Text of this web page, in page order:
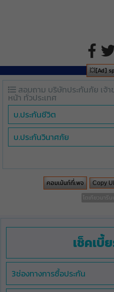
💥[Ad]
สอบถาม บริษัทประกันภัย เ
หน้า ทั่วประเทศ
บ.ประกันชีวิต
บ.ประกันวินาศภัย
คอมเม้นท์ที่เพจ Copy
โตเกียวมารี
เช็คเบี้
3ช่องทางการซื้อประกัน